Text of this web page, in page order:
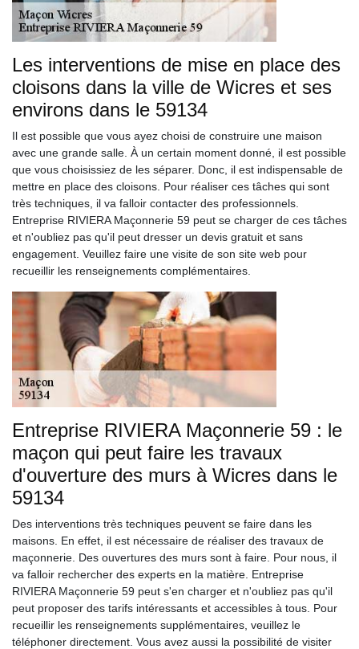
Les interventions de mise en place des
cloisons dans la ville de Wicres et ses
environs dans le 59134
Il est possible que vous ayez choisi de construire une maison
avec une grande salle. À un certain moment donné, il est possible
que vous choisissiez de les séparer. Donc, il est indispensable de
mettre en place des cloisons. Pour réaliser ces tâches qui sont
très techniques, il va falloir contacter des professionnels.
Entreprise RIVIERA Maçonnerie 59 peut se charger de ces tâches
et n'oubliez pas qu'il peut dresser un devis gratuit et sans
engagement. Veuillez faire une visite de son site web pour
recueillir les renseignements complémentaires.
Entreprise RIVIERA Maçonnerie 59 : le
maçon qui peut faire les travaux
d'ouverture des murs à Wicres dans le
59134
Des interventions très techniques peuvent se faire dans les
maisons. En effet, il est nécessaire de réaliser des travaux de
maçonnerie. Des ouvertures des murs sont à faire. Pour nous, il
va falloir rechercher des experts en la matière. Entreprise
RIVIERA Maçonnerie 59 peut s'en charger et n'oubliez pas qu'il
peut proposer des tarifs intéressants et accessibles à tous. Pour
recueillir les renseignements supplémentaires, veuillez le
téléphoner directement. Vous avez aussi la possibilité de visiter